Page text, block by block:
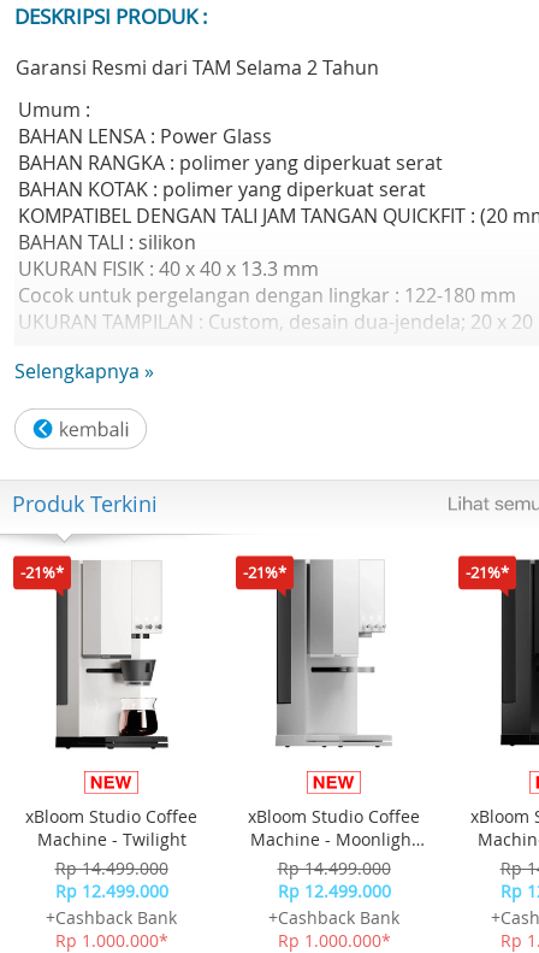
DESKRIPSI PRODUK :
Garansi Resmi dari TAM Selama 2 Tahun
Umum :
BAHAN LENSA : Power Glass
BAHAN RANGKA : polimer yang diperkuat serat
BAHAN KOTAK : polimer yang diperkuat serat
KOMPATIBEL DENGAN TALI JAM TANGAN QUICKFIT : (20
BAHAN TALI : silikon
UKURAN FISIK : 40 x 40 x 13.3 mm
Cocok untuk pergelangan dengan lingkar : 122-180 mm
UKURAN TAMPILAN : Custom, desain dua-jendela; 20 x 20
RESOLUSI TAMPILAN : 156 x 156 piksel (area aktif)
transflective memori-in-pixel (MIP)
BERAT : 43 g
MASA PAKAI BATERAI : Mode Jam Pintar: Hingga 21 hari
Mode Hemat Baterai : Hingga 50 hari
GPS : Hingga 22 jam
Mode GPS baterai maks : Hingga 54 jam
Aktivitas GPS Ekspedisi : Hingga 25 hari
MEMORI/RIWAYAT : 32 MB
Selengkapnya »
Produk Terkini
-21%*
xBloom Studio Coffee
Machine - Twilight
Rp 14.499.000
Rp 12.499.000
+Cashback Bank
Rp 1.000.000*
-21%*
xBloom Studio Coffee
Machine - Moonlight
White
Rp 14.499.000
Rp 12.499.000
+Cashback Bank
Rp 1.000.000*
-21%*
xBloom
Rp
Rp
Rp